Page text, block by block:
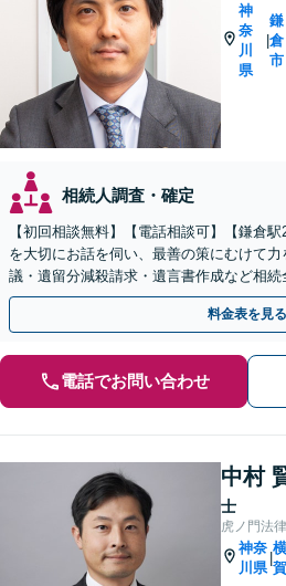
神
奈
川
県
|
鎌
倉
市
相続人調査・確定
【初回相談無料】【電話相談可】【鎌倉
を大切にお話を伺い、最善の策にむけて
議・遺留分減殺請求・遺言書作成など相続
相談ください。
料金表を見る
電話でお問い合わせ
中村
士
虎ノ門法
神奈
川県